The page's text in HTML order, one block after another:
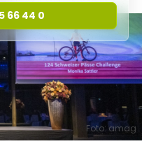
Foto: amag
66 44 0